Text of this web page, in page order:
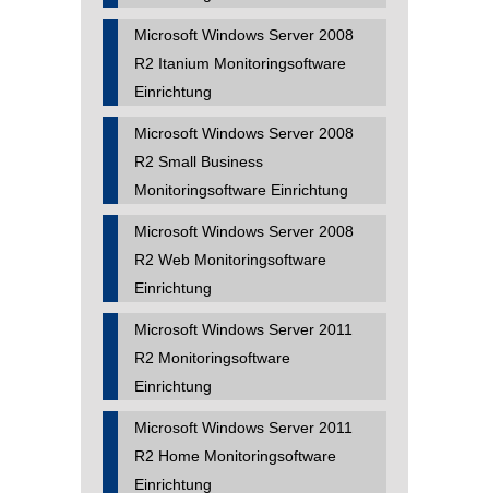
Microsoft Windows Server 2008
R2 Itanium Monitoringsoftware
Einrichtung
Microsoft Windows Server 2008
R2 Small Business
Monitoringsoftware Einrichtung
Microsoft Windows Server 2008
R2 Web Monitoringsoftware
Einrichtung
Microsoft Windows Server 2011
R2 Monitoringsoftware
Einrichtung
Microsoft Windows Server 2011
R2 Home Monitoringsoftware
Einrichtung